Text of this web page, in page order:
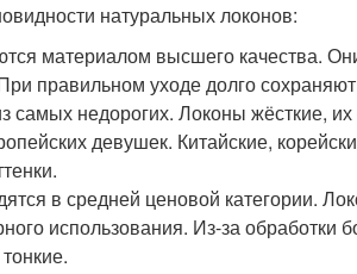
натуральных локонов:
материалом высшего качества.
правильном уходе долго
самых недорогих. Локоны жёсткие, их
девушек. Китайские,
в средней ценовой категории.
использования. Из-за